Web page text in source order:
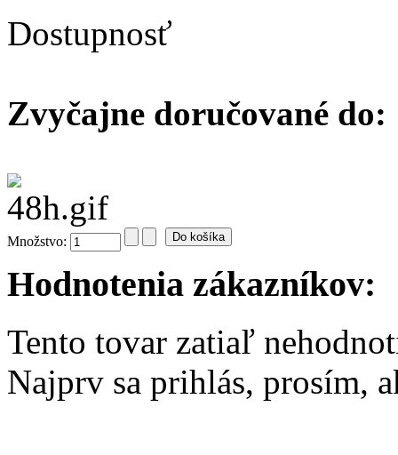
Dostupnosť
Zvyčajne doručované do:
Množstvo:
Hodnotenia zákazníkov:
Tento tovar zatiaľ
Najprv sa prihlás, prosím,